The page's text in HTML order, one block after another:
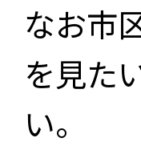
なお市
を見た
い。